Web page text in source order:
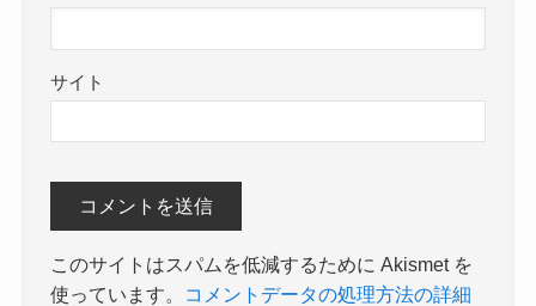
サイト
このサイトはスパムを低減するために Akismet を
使っています。
コメントデータの処理方法の詳細